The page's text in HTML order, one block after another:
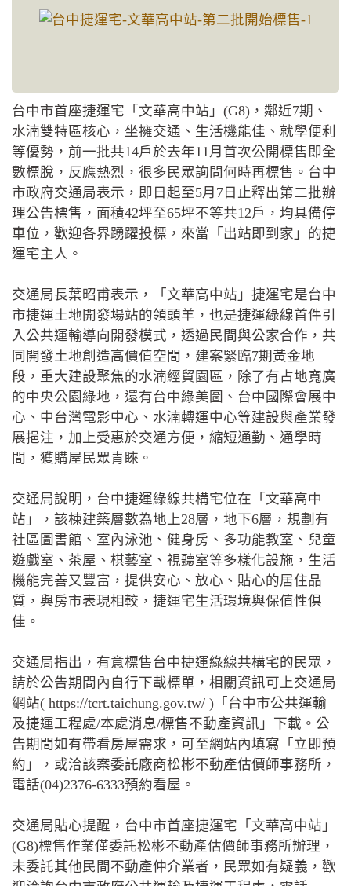
台中市首座捷運宅「文華高中站」(G8)，鄰近7期、
水湳雙特區核心，坐擁交通、生活機能佳、就學便利
等優勢，前一批共14戶於去年11月首次公開標售即全
數標脫，反應熱烈，很多民眾詢問何時再標售。台中
市政府交通局表示，即日起至5月7日止釋出第二批辦
理公告標售，面積42坪至65坪不等共12戶，均具備停
車位，歡迎各界踴躍投標，來當「出站即到家」的捷
運宅主人。
交通局長葉昭甫表示，「文華高中站」捷運宅是台中
市捷運土地開發場站的領頭羊，也是捷運綠線首件引
入公共運輸導向開發模式，透過民間與公家合作，共
同開發土地創造高價值空間，建案緊臨7期黃金地
段，重大建設聚焦的水湳經貿園區，除了有占地寬廣
的中央公園綠地，還有台中綠美圖、台中國際會展中
心、中台灣電影中心、水湳轉運中心等建設與產業發
展挹注，加上受惠於交通方便，縮短通勤、通學時
間，獲購屋民眾青睞。
交通局說明，台中捷運綠線共構宅位在「文華高中
站」，該棟建築層數為地上28層，地下6層，規劃有
社區圖書館、室內泳池、健身房、多功能教室、兒童
遊戲室、茶屋、棋藝室、視聽室等多樣化設施，生活
機能完善又豐富，提供安心、放心、貼心的居住品
質，與房市表現相較，捷運宅生活環境與保值性俱
佳。
交通局指出，有意標售台中捷運綠線共構宅的民眾，
請於公告期間內自行下載標單，相關資訊可上交通局
網站( https://tcrt.taichung.gov.tw/ )「台中市公共運輸
及捷運工程處/本處消息/標售不動產資訊」下載。公
告期間如有帶看房屋需求，可至網站內填寫「立即預
約」，或洽該案委託廠商松彬不動產估價師事務所，
電話(04)2376-6333預約看屋。
交通局貼心提醒，台中市首座捷運宅「文華高中站」
(G8)標售作業僅委託松彬不動產估價師事務所辦理，
未委託其他民間不動產仲介業者，民眾如有疑義，歡